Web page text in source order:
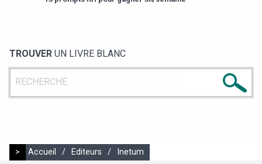
TROUVER UN LIVRE BLANC
> Accueil / Editeurs / Inetum